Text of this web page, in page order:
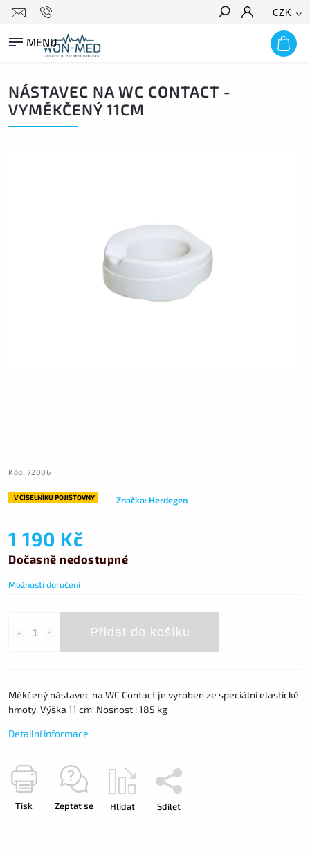
CZK
HLEDAT
NÁSTAVEC NA WC CONTACT -
VYMĚKČENÝ 11CM
Kód: 72006
V ČÍSELNÍKU POJIŠŤOVNY Značka: Herdegen
1 190 Kč
Dočasně nedostupné
Možnosti doručení
Přidat do košíku
Měkčený nástavec na WC Contact je vyroben ze speciální elastické
hmoty. Výška 11 cm .Nosnost : 185 kg
Detailní informace
Tisk Zeptat se Hlídat Sdílet